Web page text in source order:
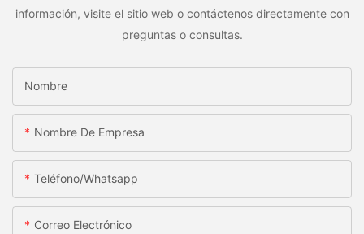
información, visite el sitio web o contáctenos directamente con
preguntas o consultas.
Nombre
Nombre De Empresa
Teléfono/whatsapp
Correo Electrónico